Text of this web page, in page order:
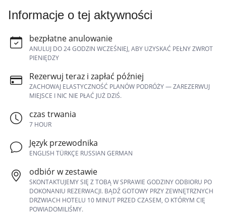
Informacje o tej aktywności
bezpłatne anulowanie
ANULUJ DO 24 GODZIN WCZEŚNIEJ, ABY UZYSKAĆ PEŁNY ZWROT
PIENIĘDZY
Rezerwuj teraz i zapłać później
ZACHOWAJ ELASTYCZNOŚĆ PLANÓW PODRÓŻY — ZAREZERWUJ
MIEJSCE I NIC NIE PŁAĆ JUŻ DZIŚ.
czas trwania
7 HOUR
Język przewodnika
ENGLISH TÜRKÇE RUSSIAN GERMAN
odbiór w zestawie
SKONTAKTUJEMY SIĘ Z TOBĄ W SPRAWIE GODZINY ODBIORU PO
DOKONANIU REZERWACJI. BĄDŹ GOTOWY PRZY ZEWNĘTRZNYCH
DRZWIACH HOTELU 10 MINUT PRZED CZASEM, O KTÓRYM CIĘ
POWIADOMILIŚMY.